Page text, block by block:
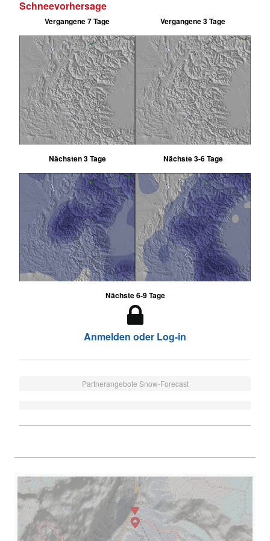
Schneevorhersage
Vergangene 7 Tage Vergangene 3 Tage
Nächsten 3 Tage Nächste 3-6 Tage
Nächste 6-9 Tage
Anmelden oder Log-in
Partnerangebote Snow-Forecast